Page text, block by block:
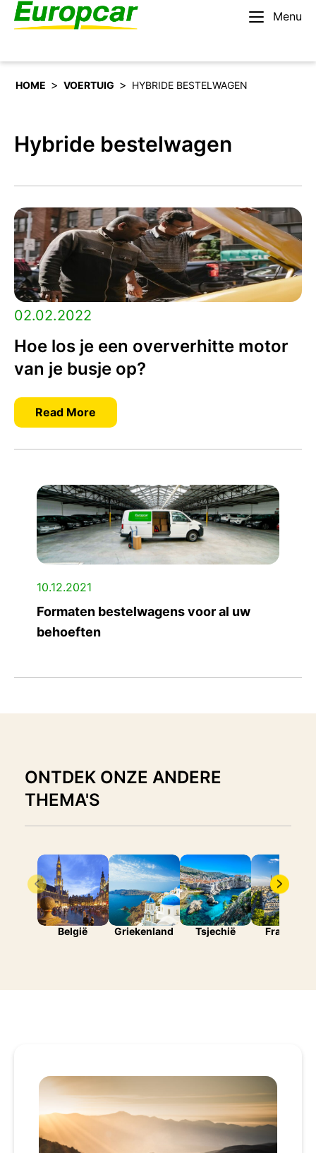
Menu
Nederlands – BE
HOME > VOERTUIG > HYBRIDE BESTELWAGEN
Hybride bestelwagen
02.02.2022
Hoe los je een oververhitte motor
van je busje op?
Read More
10.12.2021
Formaten bestelwagens voor al uw
behoeften
ONTDEK ONZE ANDERE
THEMA'S
België Griekenland Tsjechië Frankrijk